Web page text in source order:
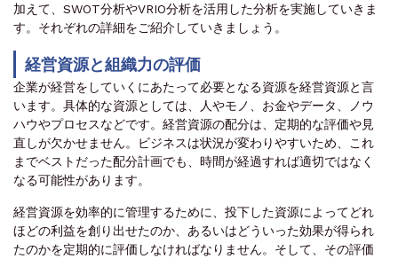
加えて、SWOT分析やVRIO分析を活用した分析を実施していきま
す。それぞれの詳細をご紹介していきましょう。
経営資源と組織力の評価
企業が経営をしていくにあたって必要となる資源を経営資源と言
います。具体的な資源としては、人やモノ、お金やデータ、ノウ
ハウやプロセスなどです。経営資源の配分は、定期的な評価や見
直しが欠かせません。ビジネスは状況が変わりやすいため、これ
までベストだった配分計画でも、時間が経過すれば適切ではなく
なる可能性があります。
経営資源を効率的に管理するために、投下した資源によってどれ
ほどの利益を創り出せたのか、あるいはどういった効果が得られ
たのかを定期的に評価しなければなりません。そして、その評価